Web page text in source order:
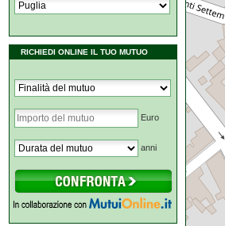
RICHIEDI ONLINE IL TUO MUTUO
Euro
anni